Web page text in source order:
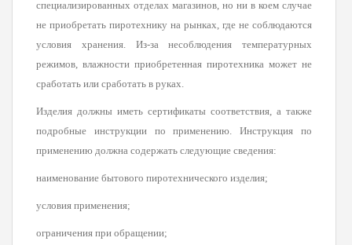
специализированных отделах магазинов, но ни в коем случае
не приобретать пиротехнику на рынках, где не соблюдаются
условия хранения. Из-за несоблюдения температурных
режимов, влажности приобретенная пиротехника может не
сработать или сработать в руках.
Изделия должны иметь сертификаты соответствия, а также
подробные инструкции по применению. Инструкция по
применению должна содержать следующие сведения:
наименование бытового пиротехнического изделия;
условия применения;
ограничения при обращении;